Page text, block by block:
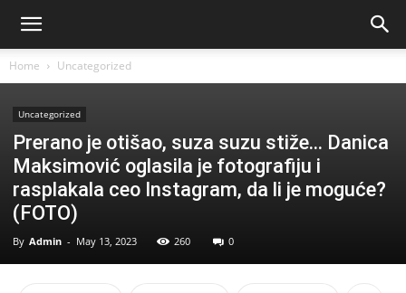
Home Uncategorized
Uncategorized
Prerano je otišao, suza suzu stiže… Danica
Maksimović oglasila je fotografiju i
rasplakala ceo Instagram, da li je moguće?
(FOTO)
By Admin - May 13, 2023 260 0